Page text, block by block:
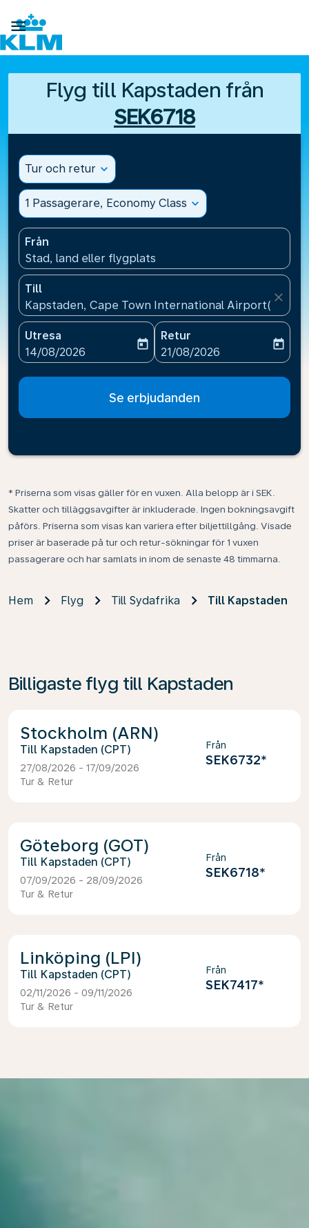

Flyg till Kapstaden från
SEK6718
Tur och retur expand_more
1 Passagerare, Economy Class expand_more
Från
Stad, land eller flygplats
Till
Kapstaden, Cape Town International Airport(CPT),
close
Utresa
fc-booking-departure-date-aria-label
14/08/2026
today
Retur
fc-booking-return-date-
21/08/2026
today
Se erbjudanden
* Priserna som visas gäller för en vuxen. Alla belopp är i SEK.
Skatter och tilläggsavgifter är inkluderade. Ingen bokningsavgift
påförs. Priserna som visas kan variera efter biljettillgång. Visade
priser är baserade på tur och retur-sökningar för 1 vuxen
passagerare och har samlats in inom de senaste 48 timmarna.
Hem Flyg Till Sydafrika Till Kapstaden
Billigaste flyg till Kapstaden
Stockholm (ARN)
Kapstaden (CPT)
27/08/2026 - 17/09/2026
Tur & Retur
Från
SEK6732*
Göteborg (GOT)
Kapstaden (CPT)
07/09/2026 - 28/09/2026
Tur & Retur
Från
SEK6718*
Linköping (LPI)
Kapstaden (CPT)
02/11/2026 - 09/11/2026
Tur & Retur
Från
SEK7417*